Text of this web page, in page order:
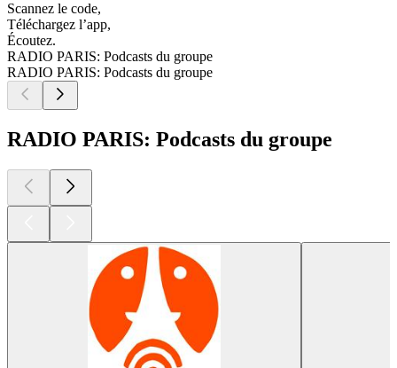
Scannez le code,
Téléchargez l’app,
Écoutez.
RADIO PARIS: Podcasts du groupe
RADIO PARIS: Podcasts du groupe
RADIO PARIS: Podcasts du groupe